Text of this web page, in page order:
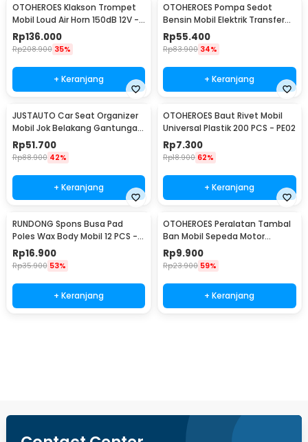
OTOHEROES Klakson Trompet
Mobil Loud Air Horn 150dB 12V -
JD4001
Rp136.000
Rp208.900 35%
+ Keranjang
OTOHEROES Pompa Sedot
Bensin Mobil Elektrik Transfer
Pump 38mm DC 12V - CT-14
Rp55.400
Rp83.900 34%
+ Keranjang
JUSTAUTO Car Seat Organizer
Mobil Jok Belakang Gantungan
Barang Tisu - Z-354
Rp51.700
Rp88.900 42%
+ Keranjang
OTOHEROES Baut Rivet Mobil
Universal Plastik 200 PCS - PE02
Rp7.300
Rp18.900 62%
+ Keranjang
RUNDONG Spons Busa Pad
Poles Wax Body Mobil 12 PCS -
R2010
Rp16.900
Rp35.900 53%
+ Keranjang
OTOHEROES Peralatan Tambal
Ban Mobil Sepeda Motor
Tubeless - KBTB02
Rp9.900
Rp23.900 59%
+ Keranjang